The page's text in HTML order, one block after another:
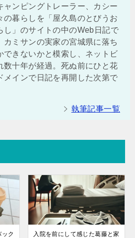
ャンピングトレーラー、カシー
の暮らしを「屋久島のとびうお
し」のサイトの中のWeb日記で
カミサンの実家の宮城県に落ち
できないかと模索し、ネットビ
数十年が経過。死ぬ前にひと花
メインで日記を再開した次第で
執筆記事一覧
ク
入院を前にして感じた葛藤と家